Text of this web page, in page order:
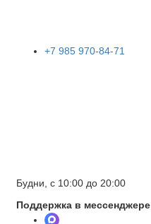
+7 985 970-84-71
Будни, с 10:00 до 20:00
Поддержка в мессенджере